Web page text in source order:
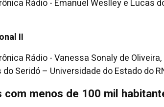
Rádio - Emanuel Weslley e Lucas
II
Rádio - Vanessa Sonaly de
Seridó – Universidade do Estado do
com menos de 100 mil